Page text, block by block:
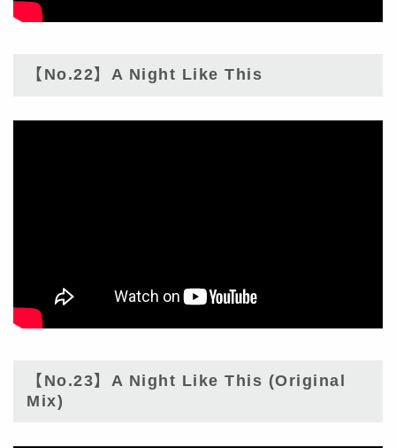
【No.22】A Night Like This
【No.23】A Night Like This (Original
Mix)